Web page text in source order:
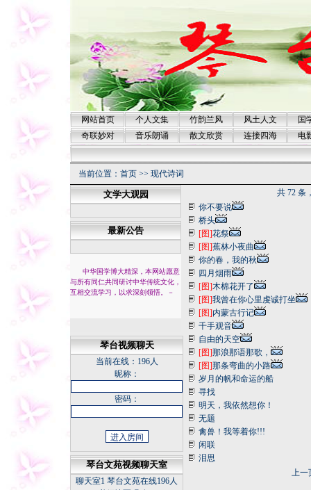
网站首页 个人文集 竹韵兰风 风土人文
国
奇联妙对
音乐朗诵 散文欣赏 连接四海 电
当前位置： 首页 >> 现代诗词
文学大观园
最新公告
中华国学博大精深，本网站愿意
与所有同仁共同研讨中华传统文化，
互相交流学习，以求深刻领悟。
－
琴台视频聊天
当前在线： 196人
昵称：
密码：
琴台文苑视频聊天室
聊天室1 琴台文苑在线196人
共 72 条
你不要说
桥头
[图]花祭
[图]蕉林小夜曲
你的春，我的秋
四月烟雨
[图]木棉花开了
[图]我曾在你心里虔诚打坐
[图]内蒙古行记
千手观音
自由的天空
[图]那浪那语那歌，
[图]那条弯曲的小路
岁月的帆和命运的船
寻找
明天，我依然想你！
无题
禽兽！我等着你!!!
闲联
泪思
上一